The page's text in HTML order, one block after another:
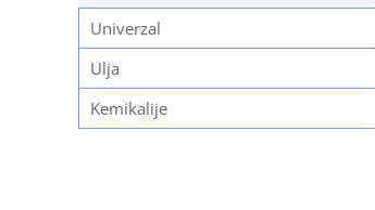
Univerzal
Ulja
Kemikalije